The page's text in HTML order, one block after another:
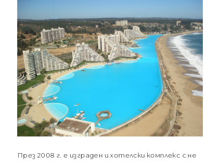
През 2008 г. е изграден и хотелски комплекс с не